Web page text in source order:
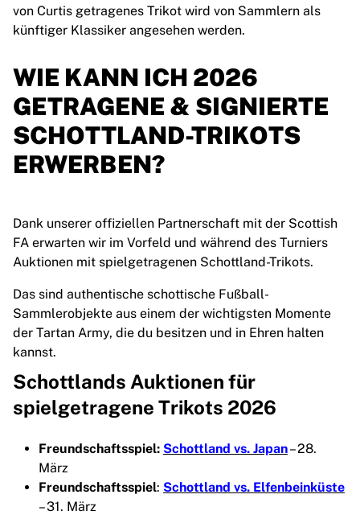
von Curtis getragenes Trikot wird von Sammlern als
künftiger Klassiker angesehen werden.
WIE KANN ICH 2026
GETRAGENE & SIGNIERTE
SCHOTTLAND-TRIKOTS
ERWERBEN?
Dank unserer offiziellen Partnerschaft mit der Scottish
FA erwarten wir im Vorfeld und während des Turniers
Auktionen mit spielgetragenen Schottland-Trikots.
Das sind authentische schottische Fußball-
Sammlerobjekte aus einem der wichtigsten Momente
der Tartan Army, die du besitzen und in Ehren halten
kannst.
Schottlands Auktionen für
spielgetragene Trikots 2026
Freundschaftsspiel: Schottland vs. Japan– 28.
März
Freundschaftsspiel: Schottland vs. Elfenbeinküste
– 31. März